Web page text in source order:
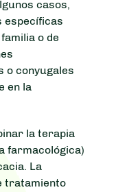
casos,
específicas
o de
o conyugales
en la
la terapia
farmacológica)
La
tratamiento